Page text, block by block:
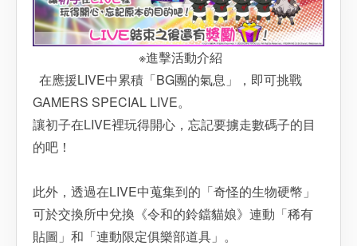
※進擊活動介紹
在應援LIVE中累積「BG團的氣息」，即可挑戰
GAMERS SPECIAL LIVE。
讓初子在LIVE裡玩得開心，忘記要擄走數碼子的目
的吧！
此外，透過在LIVE中蒐集到的「奇怪的生物硬幣」
可於交換所中兌換《令和的鈴鐺貓娘》連動「稀有
貼圖」和「連動限定俱樂部道具」。